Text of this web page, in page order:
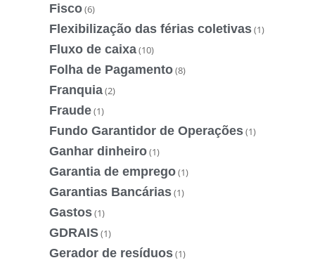
Fisco(6)
Flexibilização das férias coletivas(1)
Fluxo de caixa(10)
Folha de Pagamento(8)
Franquia(2)
Fraude(1)
Fundo Garantidor de Operações(1)
Ganhar dinheiro(1)
Garantia de emprego(1)
Garantias Bancárias(1)
Gastos(1)
GDRAIS(1)
Gerador de resíduos(1)